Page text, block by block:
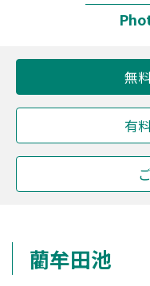
無
有
藺牟田池